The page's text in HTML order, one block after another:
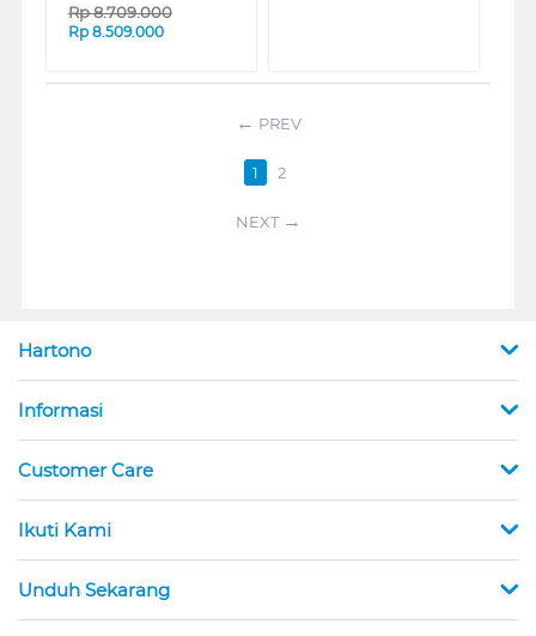
Rp8.709.000
Rp 8.509.000
PREV
1 2
NEXT
Hartono
Informasi
Customer Care
Ikuti Kami
Unduh Sekarang